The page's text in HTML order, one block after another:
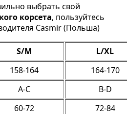
выбрать свой
корсета, пользуйтесь
Casmir (Польша)
S/M
L/XL
158-164
164-170
A-C
B-D
60-72
72-84